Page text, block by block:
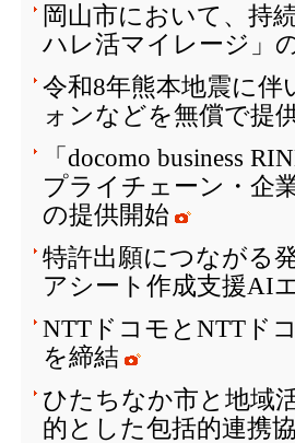
岡山市において、持
ハレ活マイレージ」
令和8年熊本地震に伴
ォンなどを無償で提
「docomo business
プライチェーン・企
の提供開始
特許出願につながる
アシート作成支援AI
NTTドコモとNTTド
を締結
ひたちなか市と地域
的とした包括的連携